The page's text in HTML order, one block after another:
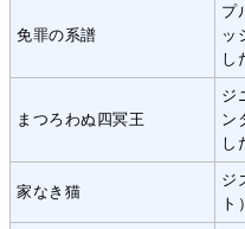
免罪の系譜
プ
ッ
し
まつろわぬ四冥王
ジ
ン
し
家なき猫
ジ
ト